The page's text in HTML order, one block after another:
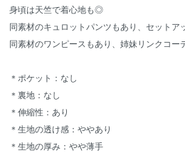
身頃は天竺で着心地も◎
同素材のキュロットパンツもあり、セットア
同素材のワンピースもあり、姉妹リンクコー
＊ポケット：なし
＊裏地：なし
＊伸縮性：あり
＊生地の透け感：ややあり
＊生地の厚み：やや薄手